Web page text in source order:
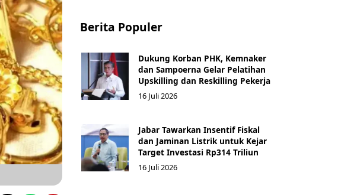
Berita Populer
Dukung Korban PHK, Kemnaker
dan Sampoerna Gelar Pelatihan
Upskilling dan Reskilling Pekerja
16 Juli 2026
Jabar Tawarkan Insentif Fiskal
dan Jaminan Listrik untuk Kejar
Target Investasi Rp314 Triliun
16 Juli 2026